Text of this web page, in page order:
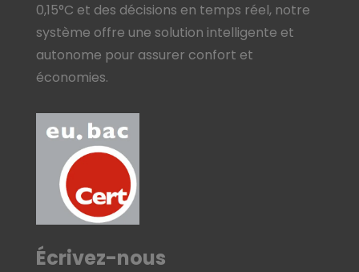
0,15°C et des décisions en temps réel, notre
système offre une solution intelligente et
autonome pour assurer confort et
économies.
Écrivez-nous